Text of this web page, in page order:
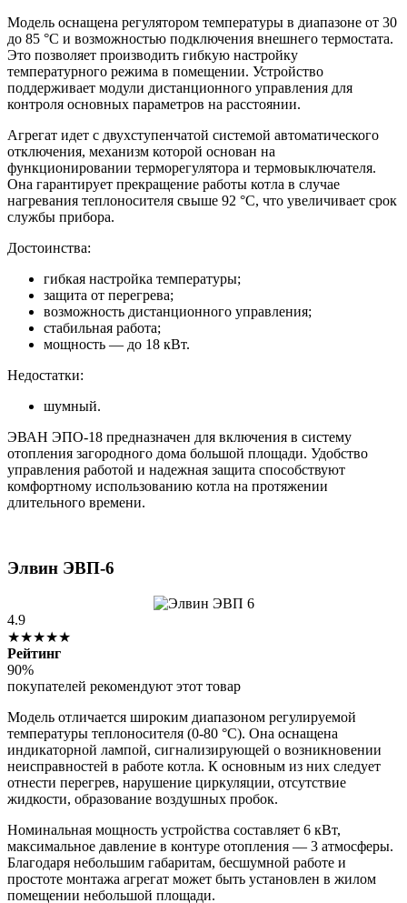
Модель оснащена регулятором температуры в диапазоне от 30
до 85 °C и возможностью подключения внешнего термостата.
Это позволяет производить гибкую настройку
температурного режима в помещении. Устройство
поддерживает модули дистанционного управления для
контроля основных параметров на расстоянии.
Агрегат идет с двухступенчатой системой автоматического
отключения, механизм которой основан на
функционировании терморегулятора и термовыключателя.
Она гарантирует прекращение работы котла в случае
нагревания теплоносителя свыше 92 °C, что увеличивает срок
службы прибора.
Достоинства:
гибкая настройка температуры;
защита от перегрева;
возможность дистанционного управления;
стабильная работа;
мощность — до 18 кВт.
Недостатки:
шумный.
ЭВАН ЭПО-18 предназначен для включения в систему
отопления загородного дома большой площади. Удобство
управления работой и надежная защита способствуют
комфортному использованию котла на протяжении
длительного времени.
Элвин ЭВП-6
4.9
★★★★★
Рейтинг
90%
покупателей рекомендуют этот товар
Модель отличается широким диапазоном регулируемой
температуры теплоносителя (0-80 °C). Она оснащена
индикаторной лампой, сигнализирующей о возникновении
неисправностей в работе котла. К основным из них следует
отнести перегрев, нарушение циркуляции, отсутствие
жидкости, образование воздушных пробок.
Номинальная мощность устройства составляет 6 кВт,
максимальное давление в контуре отопления — 3 атмосферы.
Благодаря небольшим габаритам, бесшумной работе и
простоте монтажа агрегат может быть установлен в жилом
помещении небольшой площади.